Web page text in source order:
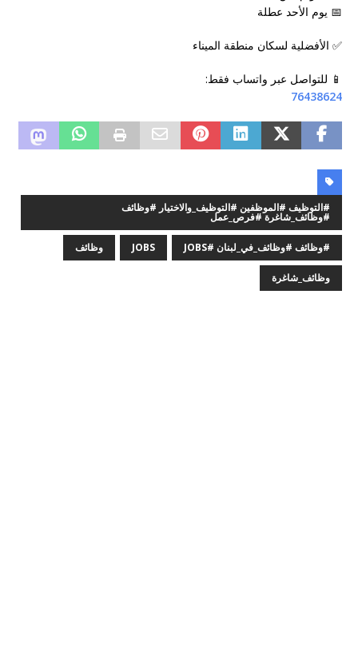
📅 يوم الأحد عطلة
✅ الأفضلية لسكان منطقة الميناء
📱 للتواصل عبر واتساب فقط:
76438624
#التوظيف #الموظفين #التوظيف_والاختيار #وظائف
#وظائف_شاغرة #فرص_عمل
#وظائف #وظائف_في_لبنان #JOBS JOBS وظائف
وظائف_شاغرة